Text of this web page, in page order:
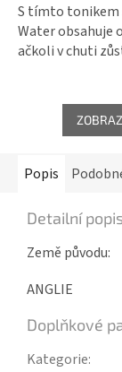
S tímto tonikem
Water obsahuje
ačkoli v chuti
Popis
Detailní
Země původu:
ANGLIE
Doplňkové
Kategorie: